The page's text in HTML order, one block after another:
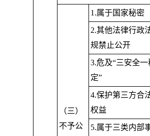
（三）
不予公
1.属于国家秘密
2.其他法律行政
规禁止公开
3.危及“三安全一
定”
4.保护第三方合
权益
5.属于三类内部